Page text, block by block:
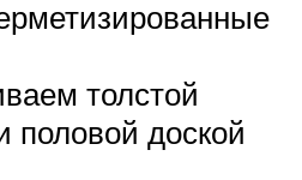
толстой
половой доской